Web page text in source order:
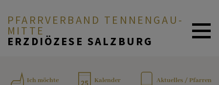
PFARRVERBAND TENNENGAU-
MITTE
ERZDIÖZESE SALZBURG
AKTUELL
Ich möchte Kalender Aktuelles / Pfarren